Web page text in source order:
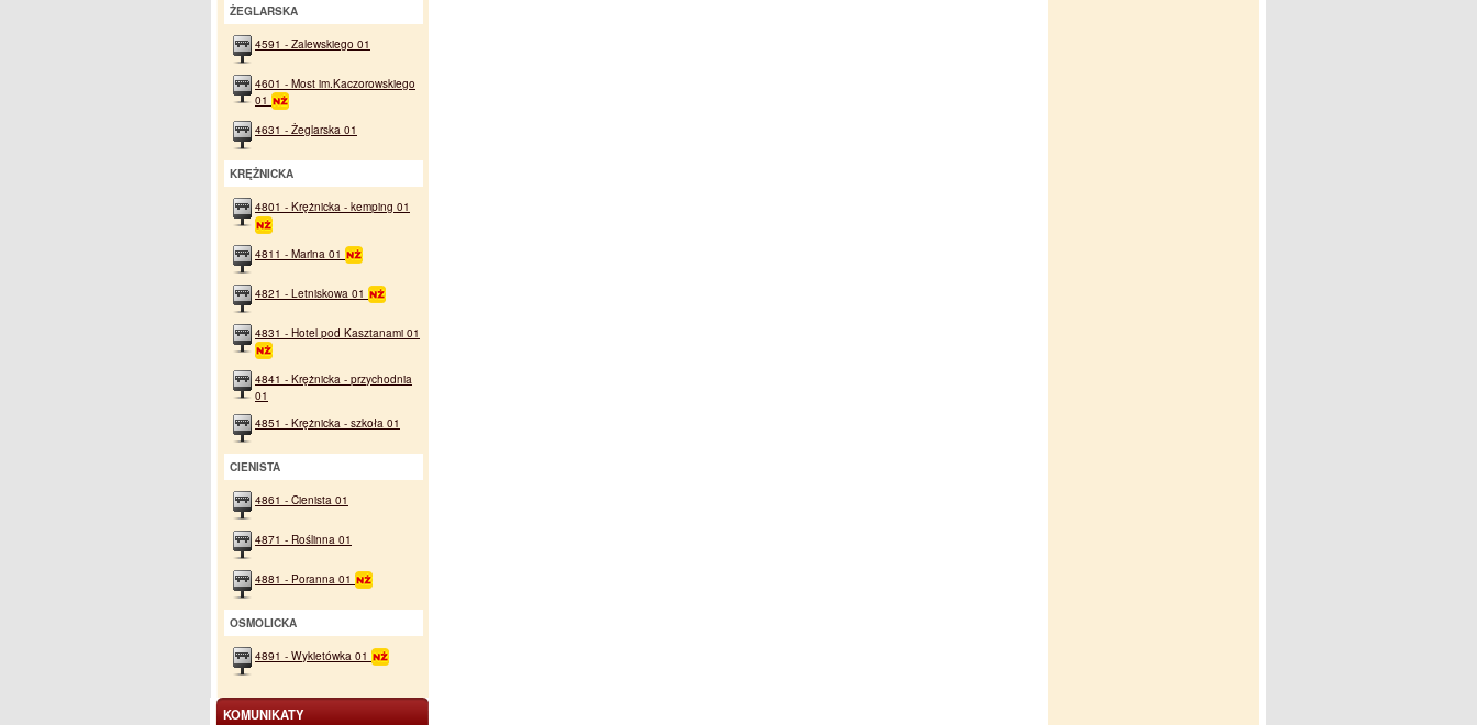
ŻEGLARSKA
4591 - Zalewskiego 01
4601 - Most im.Kaczorowskiego
01
4631 - Żeglarska 01
KRĘŻNICKA
4801 - Krężnicka - kemping 01
4811 - Marina 01
4821 - Letniskowa 01
4831 - Hotel pod Kasztanami 01
4841 - Krężnicka - przychodnia
01
4851 - Krężnicka - szkoła 01
CIENISTA
4861 - Cienista 01
4871 - Roślinna 01
4881 - Poranna 01
OSMOLICKA
4891 - Wykietówka 01
KOMUNIKATY